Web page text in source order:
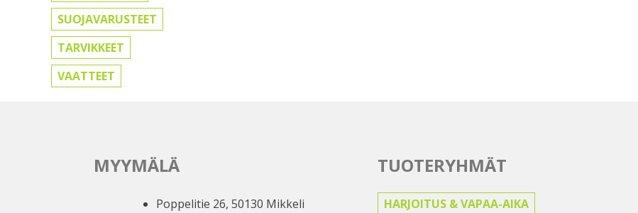
SUOJAVARUSTEET
TARVIKKEET
VAATTEET
MYYMÄLÄ
Poppelitie 26, 50130 Mikkeli
TUOTERYHMÄT
HARJOITUS & VAPAA-AIKA